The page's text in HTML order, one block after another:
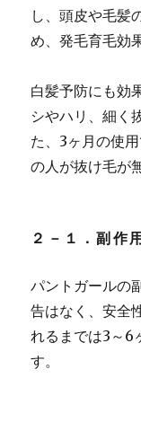
し、頭皮や毛髪
め、発毛育毛効
白髪予防にも効
シやハリ、細く
た、3ヶ月の使
の人が抜け毛が
２－１．副作
パントガールの
告はなく、安全
れるまでは3～6
す。